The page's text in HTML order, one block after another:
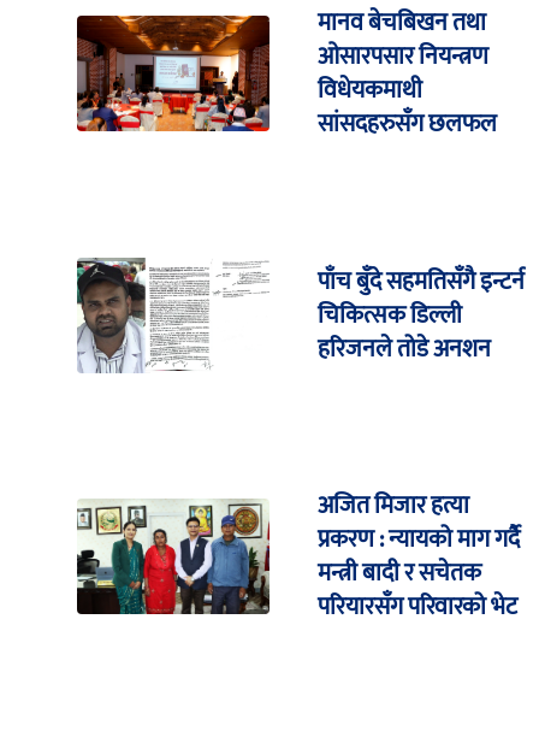
मानव बेचबिखन तथा
ओसारपसार नियन्त्रण
विधेयकमाथी
सांसदहरुसँग छलफल
पाँच बुँदे सहमतिसँगै इन्टर्न
चिकित्सक डिल्ली
हरिजनले तोडे अनशन
अजित मिजार हत्या
प्रकरण : न्यायको माग गर्दै
मन्त्री बादी र सचेतक
परियारसँग परिवारको भेट